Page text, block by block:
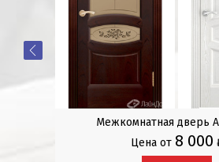
Межкомнатная дверь
Цена от 8 000